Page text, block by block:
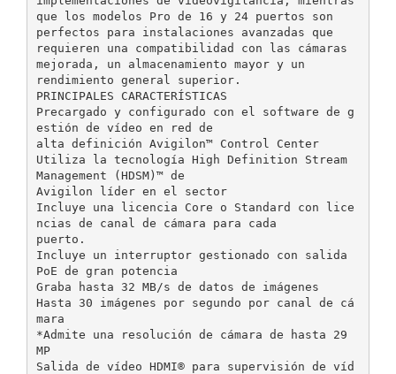
que los modelos Pro de 16 y 24 puertos son
perfectos para instalaciones avanzadas que
requieren una compatibilidad con las cámaras
mejorada, un almacenamiento mayor y un
rendimiento general superior.
PRINCIPALES CARACTERÍSTICAS
Precargado y configurado con el software de g
estión de vídeo en red de
alta definición Avigilon™ Control Center
Utiliza la tecnología High Definition Stream
Management (HDSM)™ de
Avigilon líder en el sector
Incluye una licencia Core o Standard con lice
ncias de canal de cámara para cada
puerto.
Incluye un interruptor gestionado con salida
PoE de gran potencia
Graba hasta 32 MB/s de datos de imágenes
Hasta 30 imágenes por segundo por canal de cá
mara
*Admite una resolución de cámara de hasta 29
MP
Salida de vídeo HDMI® para supervisión de víd